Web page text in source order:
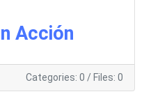
Acción
Categories: 0 / Files: 0